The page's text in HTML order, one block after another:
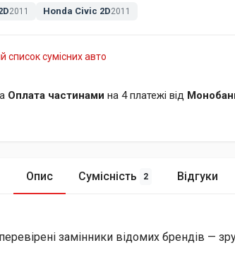
2011 Honda Civic 2D2011
список сумісних авто
Оплата частинами на 4 платежі від
Опис Сумісність 2 Відгуки
замінники відомих брендів —